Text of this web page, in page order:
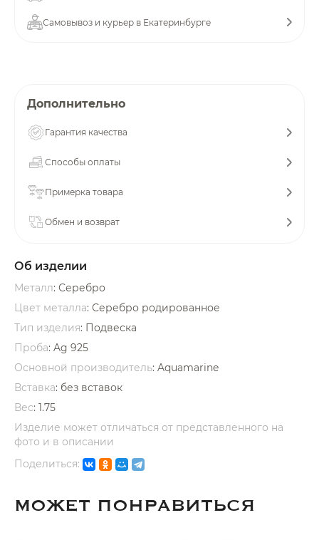
Самовывоз и курьер в Екатеринбурге
Дополнительно
Гарантия качества
Способы оплаты
Примерка товара
Обмен и возврат
Об изделии
Металл: Серебро
Цвет металла: Серебро родированное
Тип изделия: Подвеска
Проба: Ag 925
Основной производитель: Aquamarine
Вставка: без вставок
Вес: 1.75
Изделие может отличаться от представленного на
фото и в описании
Поделиться:
МОЖЕТ ПОНРАВИТЬСЯ
об оплате Плайтом
недели
раз в 2 недели
8 800 302-02-51